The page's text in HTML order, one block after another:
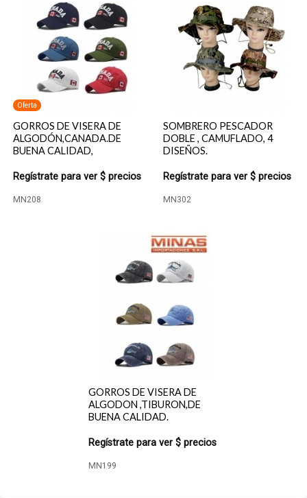
Oferta
GORROS DE VISERA DE
ALGODÓN,CANADA.DE
BUENA CALIDAD,
Regístrate para ver $ precios
MN208
SOMBRERO PESCADOR
DOBLE , CAMUFLADO, 4
DISEÑOS.
Regístrate para ver $ precios
MN302
GORROS DE VISERA DE
ALGODON ,TIBURON,DE
BUENA CALIDAD.
Regístrate para ver $ precios
MN199